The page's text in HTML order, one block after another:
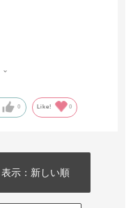
0 Like! 0
表示：新しい順